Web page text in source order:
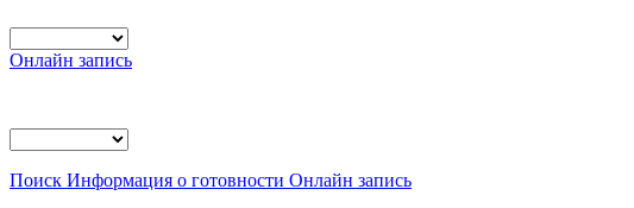
Онлайн запись
Поиск Информация о готовности Онлайн запись